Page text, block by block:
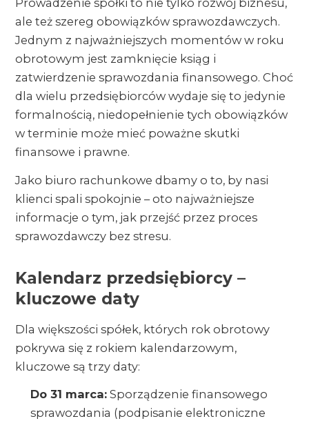
Prowadzenie spółki to nie tylko rozwój biznesu,
ale też szereg obowiązków sprawozdawczych.
Jednym z najważniejszych momentów w roku
obrotowym jest zamknięcie ksiąg i
zatwierdzenie sprawozdania finansowego. Choć
dla wielu przedsiębiorców wydaje się to jedynie
formalnością, niedopełnienie tych obowiązków
w terminie może mieć poważne skutki
finansowe i prawne.
Jako biuro rachunkowe dbamy o to, by nasi
klienci spali spokojnie – oto najważniejsze
informacje o tym, jak przejść przez proces
sprawozdawczy bez stresu.
Kalendarz przedsiębiorcy –
kluczowe daty
Dla większości spółek, których rok obrotowy
pokrywa się z rokiem kalendarzowym,
kluczowe są trzy daty:
Do 31 marca:Sporządzenie finansowego
sprawozdania (podpisanie elektroniczne